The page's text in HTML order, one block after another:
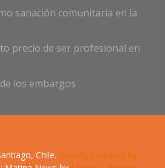
sanación comunitaria en la
precio de ser profesional en
los embargos
Chile. Proudly powered by